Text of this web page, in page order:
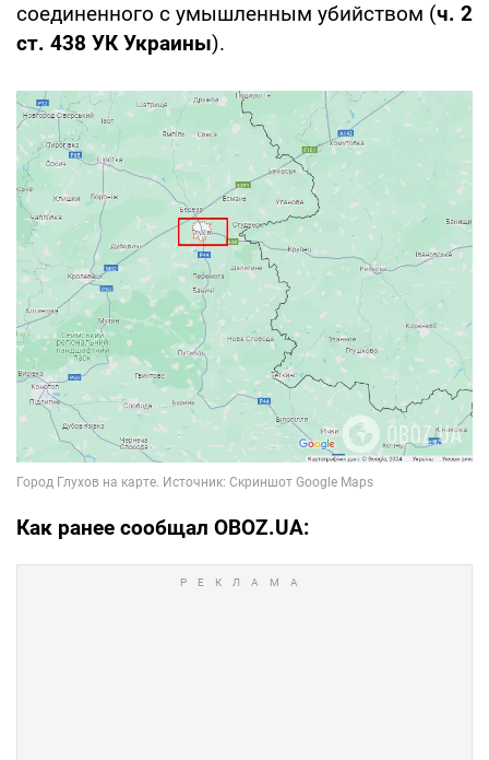
соединенного с умышленным убийством (ч. 2
ст. 438 УК Украины).
Как ранее сообщал OBOZ.UA: